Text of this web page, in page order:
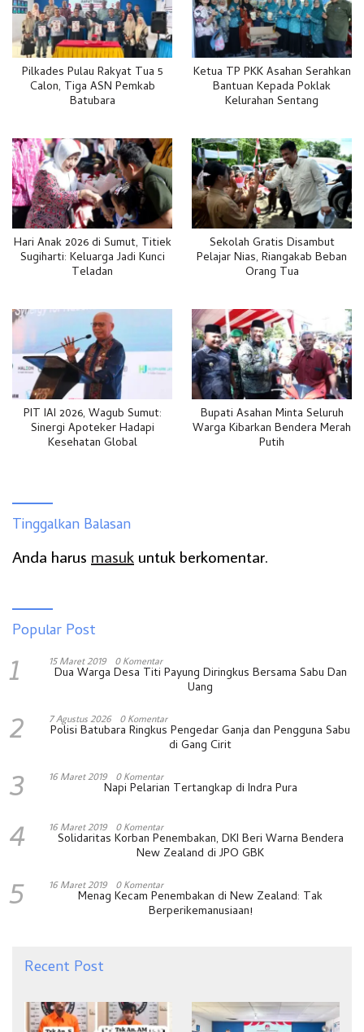
Pilkades Pulau Rakyat Tua 5
Calon, Tiga ASN Pemkab
Batubara
Ketua TP PKK Asahan Serahkan
Bantuan Kepada Poklak
Kelurahan Sentang
Hari Anak 2026 di Sumut, Titiek
Sugiharti: Keluarga Jadi Kunci
Teladan
Sekolah Gratis Disambut
Pelajar Nias, Riangakab Beban
Orang Tua
PIT IAI 2026, Wagub Sumut:
Sinergi Apoteker Hadapi
Kesehatan Global
Bupati Asahan Minta Seluruh
Warga Kibarkan Bendera Merah
Putih
Tinggalkan Balasan
Anda harus masuk untuk berkomentar.
Popular Post
1 15 Maret 2019 0 Komentar
Dua Warga Desa Titi Payung Diringkus Bersama Sabu Dan
Uang
2 7 Agustus 2026 0 Komentar
Polisi Batubara Ringkus Pengedar Ganja dan Pengguna Sabu
di Gang Cirit
3 16 Maret 2019 0 Komentar
Napi Pelarian Tertangkap di Indra Pura
4 16 Maret 2019 0 Komentar
Solidaritas Korban Penembakan, DKI Beri Warna Bendera
New Zealand di JPO GBK
5 16 Maret 2019 0 Komentar
Menag Kecam Penembakan di New Zealand: Tak
Berperikemanusiaan!
Recent Post